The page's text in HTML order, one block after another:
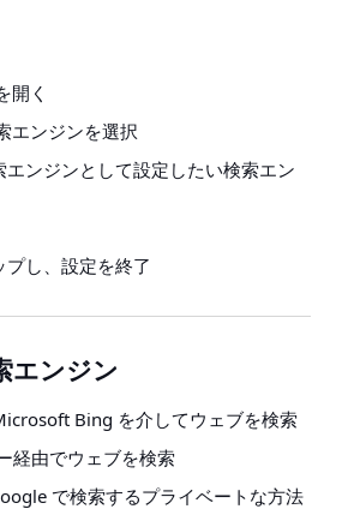
開く
エンジンを選択
エンジンとして設定したい検索エン
し、設定を終了
エンジン
Bing を介してウェブを検索
経由でウェブを検索
で検索するプライベートな方法